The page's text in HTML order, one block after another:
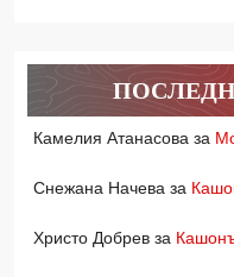
Камелия Атанасова за
Снежана Начева за
Христо Добрев за